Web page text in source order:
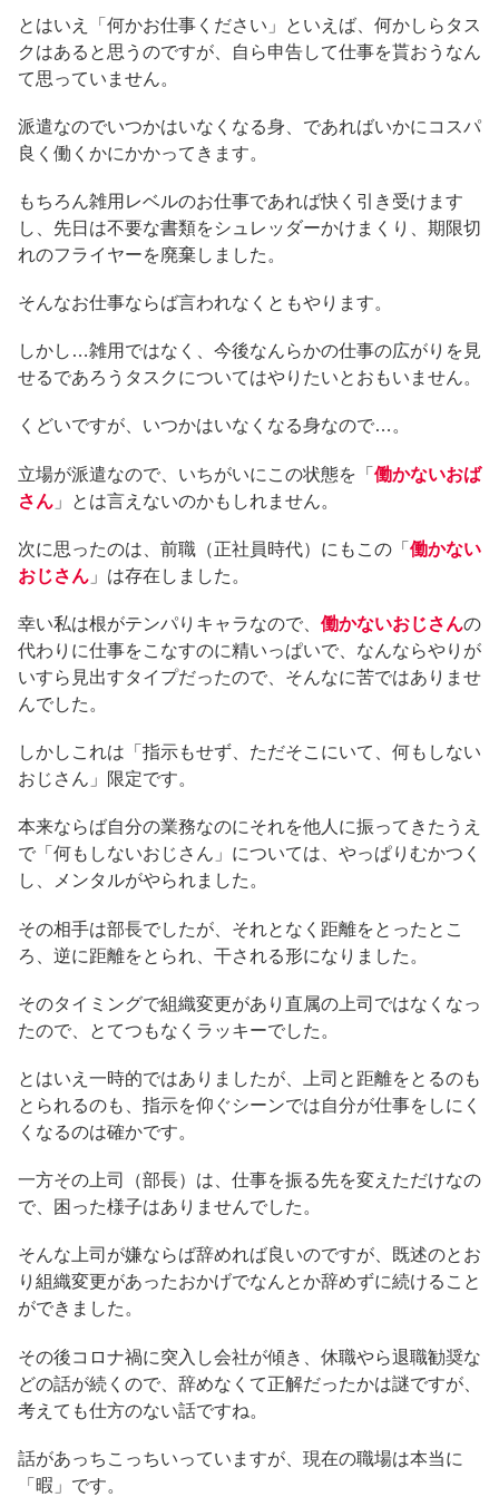
とはいえ「何かお仕事ください」といえば、何かしらタス
クはあると思うのですが、自ら申告して仕事を貰おうなん
て思っていません。
派遣なのでいつかはいなくなる身、であればいかにコスパ
良く働くかにかかってきます。
もちろん雑用レベルのお仕事であれば快く引き受けます
し、先日は不要な書類をシュレッダーかけまくり、期限切
れのフライヤーを廃棄しました。
そんなお仕事ならば言われなくともやります。
しかし…雑用ではなく、今後なんらかの仕事の広がりを見
せるであろうタスクについてはやりたいとおもいません。
くどいですが、いつかはいなくなる身なので…。
立場が派遣なので、いちがいにこの状態を「 働かないおば
さん 」とは言えないのかもしれません。
次に思ったのは、前職（正社員時代）にもこの「 働かない
おじさん 」は存在しました。
幸い私は根がテンパりキャラなので、 働かないおじさんの
代わりに仕事をこなすのに精いっぱいで、なんならやりが
いすら見出すタイプだったので、そんなに苦ではありませ
んでした。
しかしこれは「指示もせず、ただそこにいて、何もしない
おじさん」限定です。
本来ならば自分の業務なのにそれを他人に振ってきたうえ
で「何もしないおじさん」については、やっぱりむかつく
し、メンタルがやられました。
その相手は部長でしたが、それとなく距離をとったとこ
ろ、逆に距離をとられ、干される形になりました。
そのタイミングで組織変更があり直属の上司ではなくなっ
たので、とてつもなくラッキーでした。
とはいえ一時的ではありましたが、上司と距離をとるのも
とられるのも、指示を仰ぐシーンでは自分が仕事をしにく
くなるのは確かです。
一方その上司（部長）は、仕事を振る先を変えただけなの
で、困った様子はありませんでした。
そんな上司が嫌ならば辞めれば良いのですが、既述のとお
り組織変更があったおかげでなんとか辞めずに続けること
ができました。
その後コロナ禍に突入し会社が傾き、休職やら退職勧奨な
どの話が続くので、辞めなくて正解だったかは謎ですが、
考えても仕方のない話ですね。
話があっちこっちいっていますが、現在の職場は本当に
「暇」です。